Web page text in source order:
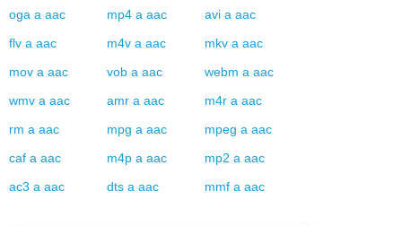
oga a aac mp4 a aac avi a aac
flv a aac m4v a aac mkv a aac
mov a aac vob a aac webm a aac
wmv a aac amr a aac m4r a aac
rm a aac mpg a aac mpeg a aac
caf a aac m4p a aac mp2 a aac
ac3 a aac dts a aac mmf a aac